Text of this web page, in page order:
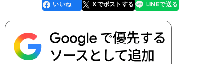
faceboo
k
いいね Xでポストする
line LINEで送る